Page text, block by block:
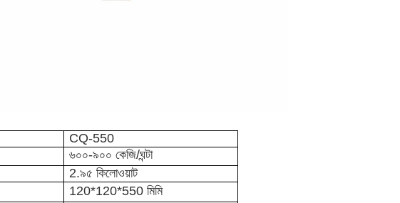
CQ-550
৬০০-৯০০ কেজি/ঘন্টা
2.৯৫ কিলোওয়াট
120*120*550 মিমি